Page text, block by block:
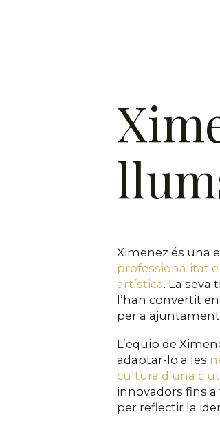
Ximenez és una
professionalitat
artística. La
l’han convertit
per a
L’equip de
adaptar-lo a les
cultura d’una
innovadors fins a
per reflectir la